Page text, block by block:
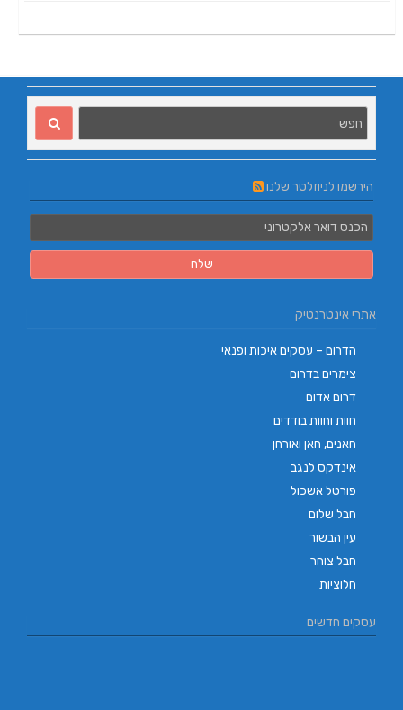
הירשמו לניוזלטר שלנו
אתרי אינטרנטיק
הדרום – עסקים איכות ופנאי
צימרים בדרום
דרום אדום
חוות וחוות בודדים
חאנים, חאן ואורחן
אינדקס לנגב
פורטל אשכול
חבל שלום
עין הבשור
חבל צוחר
חלוציות
עסקים חדשים